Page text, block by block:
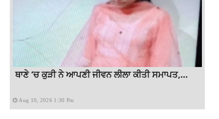
ਥਾਣੇ ‘ਚ ਕੁੜੀ ਨੇ ਆਪਣੀ ਜੀਵਨ ਲੀਲਾ ਕੀਤੀ ਸਮਾਪਤ,...
Aug 10, 2026 1:30 Pm